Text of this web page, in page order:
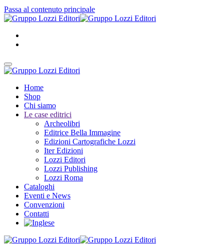
Passa al contenuto principale
Home
Shop
Chi siamo
Le case editrici
Archeolibri
Editrice Bella Immagine
Edizioni Cartografiche Lozzi
Iter Edizioni
Lozzi Editori
Lozzi Publishing
Lozzi Roma
Cataloghi
Eventi e News
Convenzioni
Contatti